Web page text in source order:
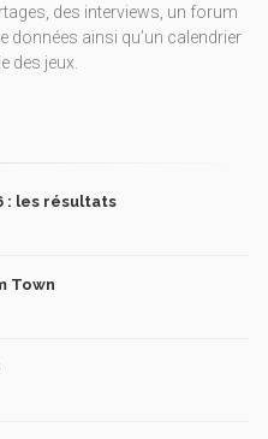
des interviews, un forum
données ainsi qu’un calendrier
des jeux.
: les résultats
Town